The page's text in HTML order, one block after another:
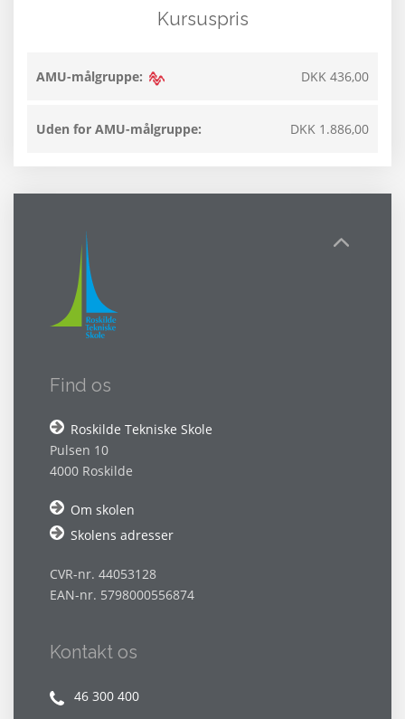
Kursuspris
AMU-målgruppe: DKK 436,00
Uden for AMU-målgruppe: DKK 1.886,00
Find os
Roskilde Tekniske Skole
Pulsen 10
4000 Roskilde
Om skolen
Skolens adresser
CVR-nr. 44053128
EAN-nr. 5798000556874
Kontakt os
46 300 400